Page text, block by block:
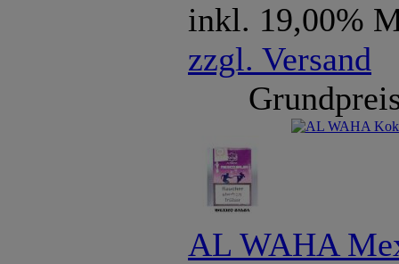
inkl. 19,00%
zzgl. Versand
AL WAHA